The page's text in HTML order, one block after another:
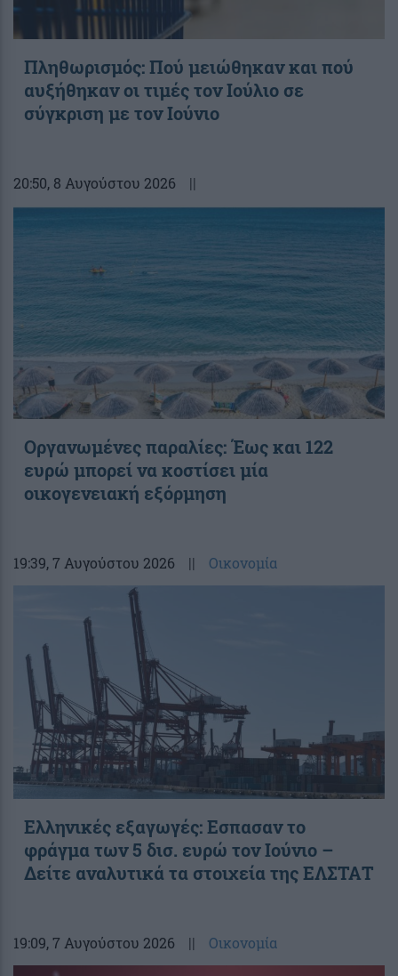
Πληθωρισμός: Πού μειώθηκαν και πού
αυξήθηκαν οι τιμές τον Ιούλιο σε
σύγκριση με τον Ιούνιο
20:50, 8 Αυγούστου 2026 ||
Οργανωμένες παραλίες: Έως και 122
ευρώ μπορεί να κοστίσει μία
οικογενειακή εξόρμηση
19:39, 7 Αυγούστου 2026 || Οικονομία
Ελληνικές εξαγωγές: Εσπασαν το
φράγμα των 5 δισ. ευρώ τον Ιούνιο –
Δείτε αναλυτικά τα στοιχεία της ΕΛΣΤΑΤ
19:09, 7 Αυγούστου 2026 || Οικονομία